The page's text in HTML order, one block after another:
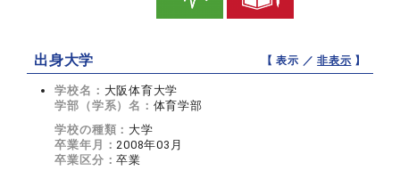
出身大学 【 表示 ／非表示 】
学校名： 大阪体育大学
学部（学系）名： 体育学部
学校の種類： 大学
卒業年月：2008年03月
卒業区分：卒業